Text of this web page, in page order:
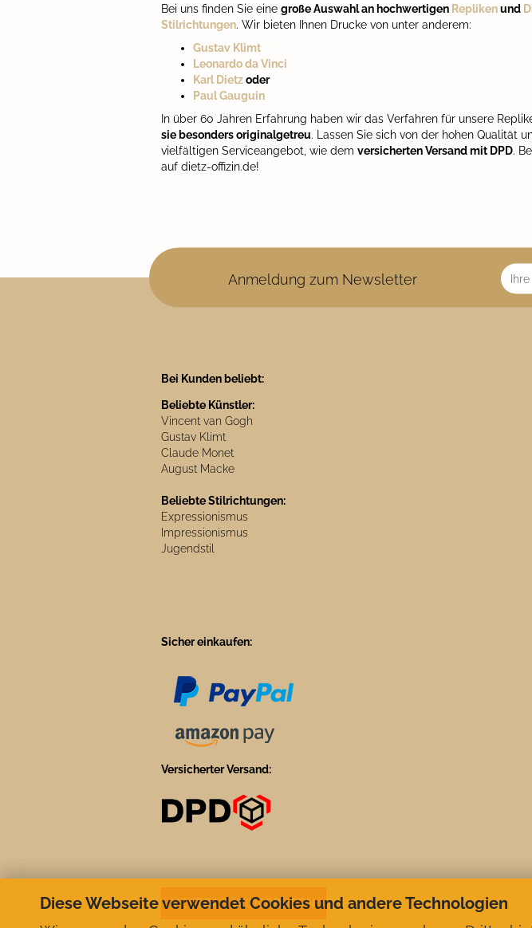
Diese Webseite verwendet Cookies und andere Technologien
Bei uns finden Sie eine große Auswahl an hochwertigen Replikenund
Stilrichtungen. Wir bieten Ihnen Drucke von unter anderem:
Gustav Klimt
Leonardo da Vinci
Karl Dietzoder
Paul Gauguin
In über 60 Jahren Erfahrung haben wir das Verfahren für unsere
sie besonders originalgetreu. Lassen Sie sich von der hohen Qualität
vielfältigen Serviceangebot, wie dem versicherten Versand mit DPD.
auf dietz-offizin.de!
Anmeldung zum Newsletter
Bei Kunden beliebt:
Beliebte Künstler:
Vincent van Gogh
Gustav Klimt
Claude Monet
August Macke
Beliebte Stilrichtungen:
Expressionismus
Impressionismus
Jugendstil
Sicher einkaufen:
Versicherter Versand:
VERTRAG WIDERRUFEN